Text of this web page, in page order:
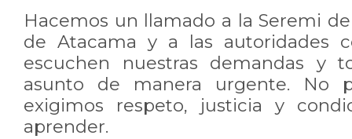
Hacemos un llamado a la Seremi
de Atacama y a las autoridades
escuchen nuestras demandas y
asunto de manera urgente. No
exigimos respeto, justicia y
aprender.